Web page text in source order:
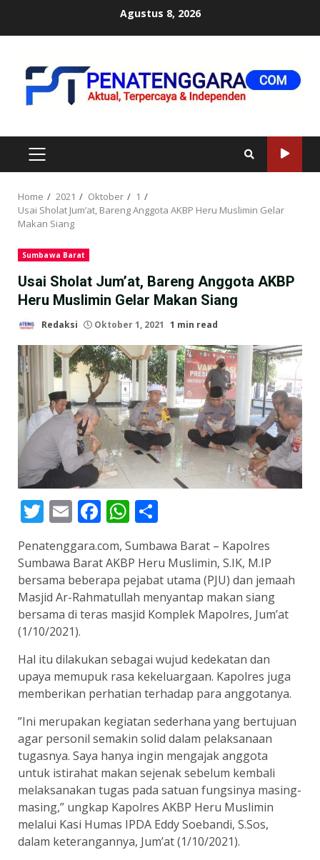
Agustus 8, 2026
PRIMARY
MENU
Home 2021 Oktober
1
Usai Sholat Jum’at, Bareng Anggota AKBP Heru Muslimin Gelar
Makan Siang
Sumbawa Barat
Usai Sholat Jum’at, Bareng Anggota AKBP
Heru Muslimin Gelar Makan Siang
Redaksi Oktober 1, 2021 1 min read
Twitter
EmailFacebook
WhatsApp
Penatenggara.com, Sumbawa Barat – Kapolres
Sumbawa Barat AKBP Heru Muslimin, S.IK, M.IP
bersama beberapa pejabat utama (PJU) dan jemaah
Masjid Ar-Rahmatullah menyantap makan siang
bersama di teras masjid Komplek Mapolres, Jum’at
(1/10/2021).
Hal itu dilakukan sebagai wujud kedekatan dan
upaya memupuk rasa kekeluargaan. Kapolres juga
memberikan perhatian terhadap para anggotanya.
”Ini merupakan kegiatan sederhana yang bertujuan
agar personil semakin solid dalam pelaksanaan
tugasnya. Saya hanya ingin mengajak anggota
untuk istirahat makan sejenak sebelum kembali
melaksanakan tugas pada satuan fungsinya masing-
masing,” ungkap Kapolres AKBP Heru Muslimin
melalui Kasi Humas IPDA Eddy Soebandi, S.Sos,
dalam keterangannya, Jum’at (1/10/2021).